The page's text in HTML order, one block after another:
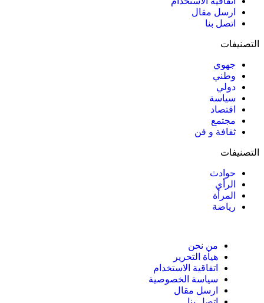
ارسل مقال
اتصل بنا
التصنيفات
جهوي
وطني
دولي
سياسة
اقتصاد
مجتمع
ثقافة و فن
التصنيفات
حوادث
الرأي
المرأة
رياضة
من نحن
هيأة التحرير
اتفاقية الاستخدام
سياسة الخصوصية
ارسل مقال